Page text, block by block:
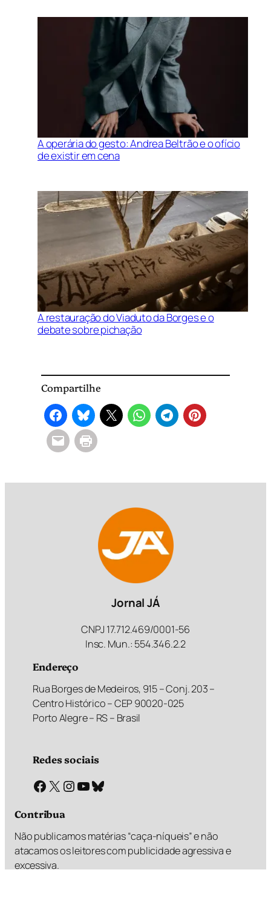
A operária do gesto: Andrea Beltrão e o ofício
de existir em cena
A restauração do Viaduto da Borges e o
debate sobre pichação
Compartilhe
Jornal JÁ
CNPJ 17.712.469/0001-56
Insc. Mun.: 554.346.2.2
Endereço
Rua Borges de Medeiros, 915 – Conj. 203 –
Centro Histórico – CEP 90020-025
Porto Alegre – RS – Brasil
Redes sociais
Facebook X Instagram Youtube Bluesky
Contribua
Não publicamos matérias “caça-níqueis” e não
atacamos os leitores com publicidade agressiva e
excessiva.